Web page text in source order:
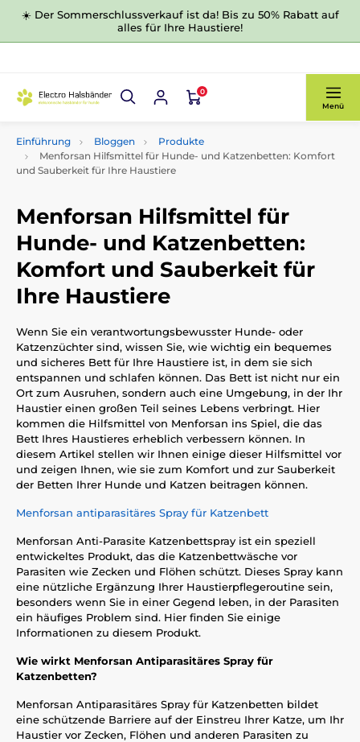
☀️ Der Sommerschlussverkauf ist da! Bis zu 50% Rabatt auf
alles für Ihre Haustiere!
0
Menü
Einführung Bloggen
Produkte
Menforsan Hilfsmittel für Hunde- und Katzenbetten: Komfort
und Sauberkeit für Ihre Haustiere
Menforsan Hilfsmittel für
Hunde- und Katzenbetten:
Komfort und Sauberkeit für
Ihre Haustiere
Wenn Sie ein verantwortungsbewusster Hunde- oder
Katzenzüchter sind, wissen Sie, wie wichtig ein bequemes
und sicheres Bett für Ihre Haustiere ist, in dem sie sich
entspannen und schlafen können. Das Bett ist nicht nur ein
Ort zum Ausruhen, sondern auch eine Umgebung, in der Ihr
Haustier einen großen Teil seines Lebens verbringt. Hier
kommen die Hilfsmittel von Menforsan ins Spiel, die das
Bett Ihres Haustieres erheblich verbessern können. In
diesem Artikel stellen wir Ihnen einige dieser Hilfsmittel vor
und zeigen Ihnen, wie sie zum Komfort und zur Sauberkeit
der Betten Ihrer Hunde und Katzen beitragen können.
Menforsan antiparasitäres Spray für Katzenbett
Menforsan Anti-Parasite Katzenbettspray ist ein speziell
entwickeltes Produkt, das die Katzenbettwäsche vor
Parasiten wie Zecken und Flöhen schützt. Dieses Spray kann
eine nützliche Ergänzung Ihrer Haustierpflegeroutine sein,
besonders wenn Sie in einer Gegend leben, in der Parasiten
ein häufiges Problem sind. Hier finden Sie einige
Informationen zu diesem Produkt.
Wie wirkt Menforsan Antiparasitäres Spray für
Katzenbetten?
Menforsan Antiparasitäres Spray für Katzenbetten bildet
eine schützende Barriere auf der Einstreu Ihrer Katze, um Ihr
Haustier vor Zecken, Flöhen und anderen Parasiten zu